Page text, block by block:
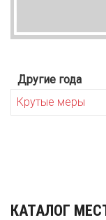
Другие года
Крутые меры
КАТАЛОГ